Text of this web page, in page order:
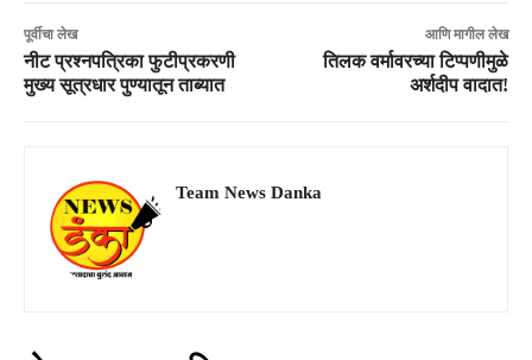
पूर्वीचा लेख
नीट प्रश्नपत्रिका फुटीप्रकरणी
मुख्य सूत्रधार पुण्यातून ताब्यात
आणि मागील लेख
तिलक वर्मावरच्या टिप्पणीमुळे
अर्शदीप वादात!
Team News Danka